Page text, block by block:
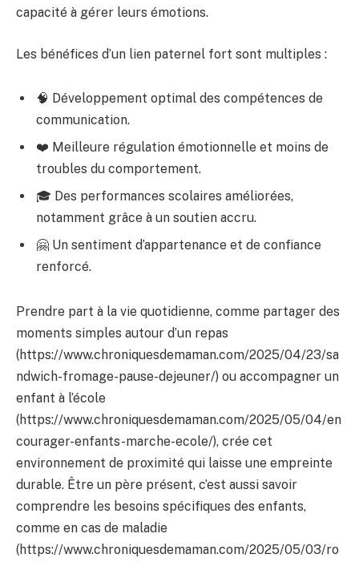
capacité à gérer leurs émotions.
Les bénéfices d’un lien paternel fort sont multiples :
🧠 Développement optimal des compétences de
communication.
❤️ Meilleure régulation émotionnelle et moins de
troubles du comportement.
🎓 Des performances scolaires améliorées,
notamment grâce à un soutien accru.
🤗 Un sentiment d’appartenance et de confiance
renforcé.
Prendre part à la vie quotidienne, comme partager des
moments simples autour d’un repas
(https://www.chroniquesdemaman.com/2025/04/23/sa
ndwich-fromage-pause-dejeuner/) ou accompagner un
enfant à l’école
(https://www.chroniquesdemaman.com/2025/05/04/en
courager-enfants-marche-ecole/), crée cet
environnement de proximité qui laisse une empreinte
durable. Être un père présent, c’est aussi savoir
comprendre les besoins spécifiques des enfants,
comme en cas de maladie
(https://www.chroniquesdemaman.com/2025/05/03/ro